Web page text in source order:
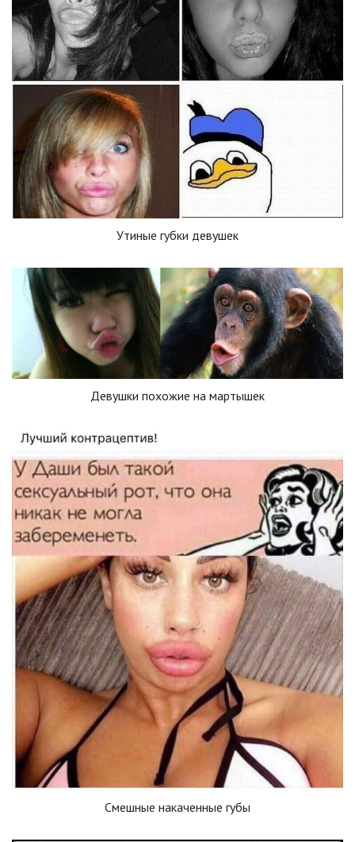
Утиные губки девушек
Девушки похожие на мартышек
Смешные накаченные губы